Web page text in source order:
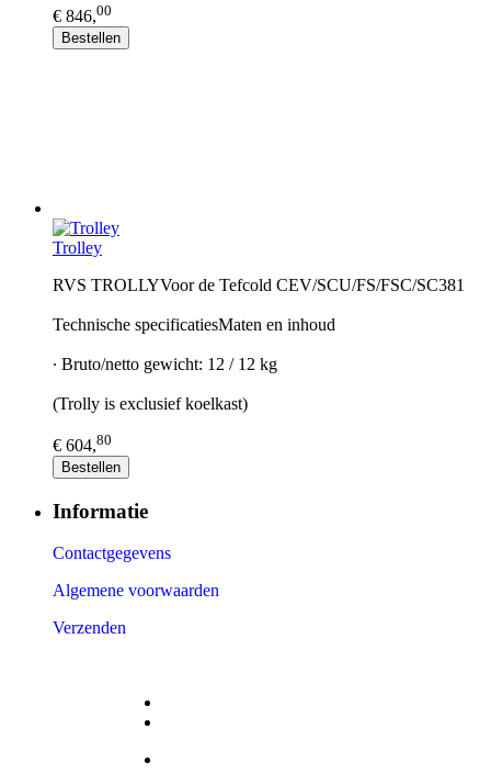
€ 846,00
Bestellen
Trolley
RVS TROLLYVoor de Tefcold CEV/SCU/FS/FSC/SC381
Technische specificatiesMaten en inhoud
∙ Bruto/netto gewicht: 12 / 12 kg
(Trolly is exclusief koelkast)
€ 604,80
Bestellen
Informatie
Contactgegevens
Algemene voorwaarden
Verzenden